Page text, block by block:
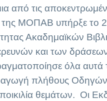
από τις
της ΜΟΠΑΒ υπήρξε το
Ακαδημαϊκών
και των
όλα αυτά
πλήθους
θεμάτων. Οι